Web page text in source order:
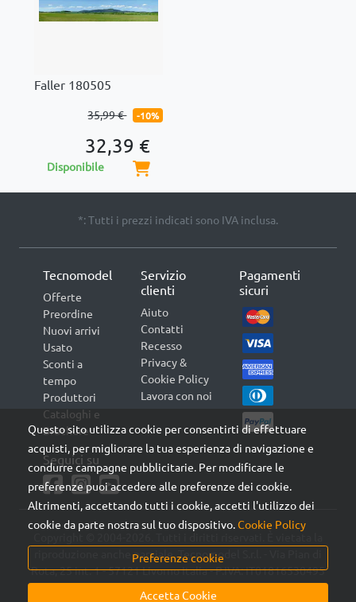
Faller 180505
35,99 € -10%
32,39 €
Disponibile
*: Tutti i prezzi indicati sono IVA inclusa.
Tecnomodel
Offerte
Preordine
Nuovi arrivi
Usato
Sconti a
tempo
Produttori
Cataloghi e
Brochure
Servizio
clienti
Aiuto
Contatti
Recesso
Privacy &
Cookie Policy
Lavora con noi
Pagamenti
sicuri
Seguici su
riproduzione anche parziale. Tecnomodel S.r.l. - Via Pian di
Rota, 25 int. 1 - 57121 Livorno Italia - P.IVA: IT01816530495
Questo sito utilizza cookie per consentirti di effettuare
acquisti, per migliorare la tua esperienza di navigazione e
condurre campagne pubblicitarie. Per modificare le
preferenze puoi accedere alle preferenze dei cookie.
Altrimenti, accettando tutti i cookie, accetti l'utilizzo dei
cookie da parte nostra sul tuo dispositivo.Cookie Policy
Preferenze cookie
Accetta Cookie